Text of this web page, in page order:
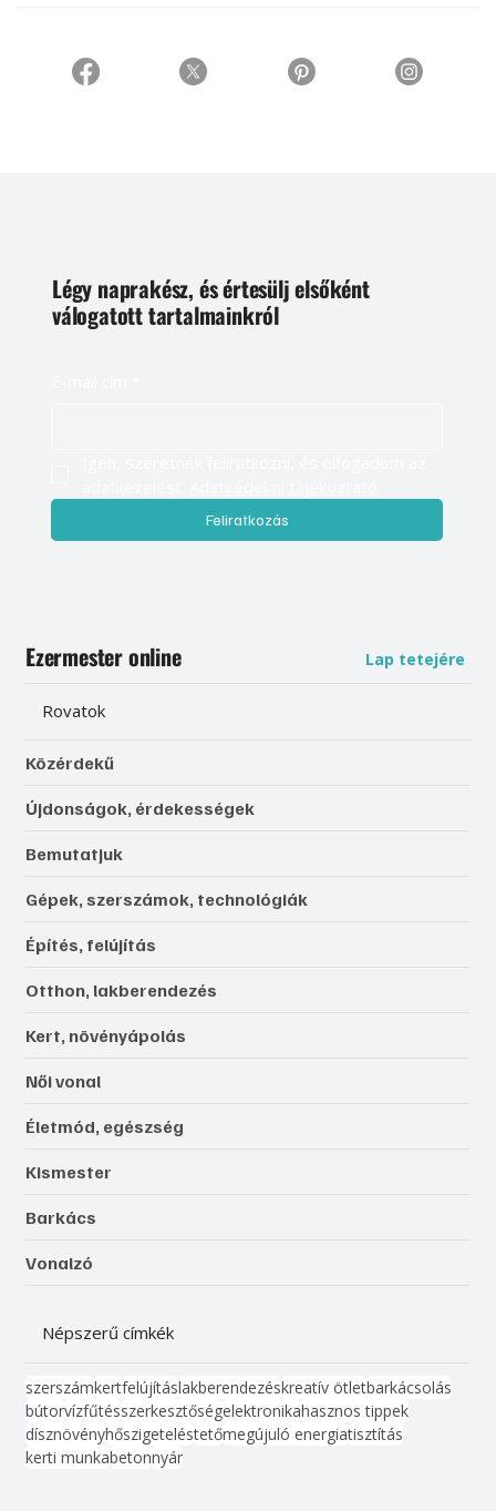
Légy naprakész, és értesülj elsőként
válogatott tartalmainkról
Feliratkozás
Ezermester online Lap tetejére
Rovatok
Közérdekű
Újdonságok, érdekességek
Bemutatjuk
Gépek, szerszámok, technológiák
Építés, felújítás
Otthon, lakberendezés
Kert, növényápolás
Női vonal
Életmód, egészség
Kismester
Barkács
Vonalzó
Népszerű címkék
szerszámkertfelújításlakberendezéskreatív ötletbarkácsolás
bútorvízfűtésszerkesztőségelektronikahasznos tippek
dísznövényhőszigeteléstetőmegújuló energiatisztítás
kerti munkabetonnyár